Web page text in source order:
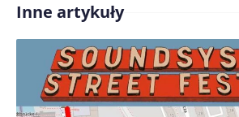
Treść komentarza*
Inne artykuły